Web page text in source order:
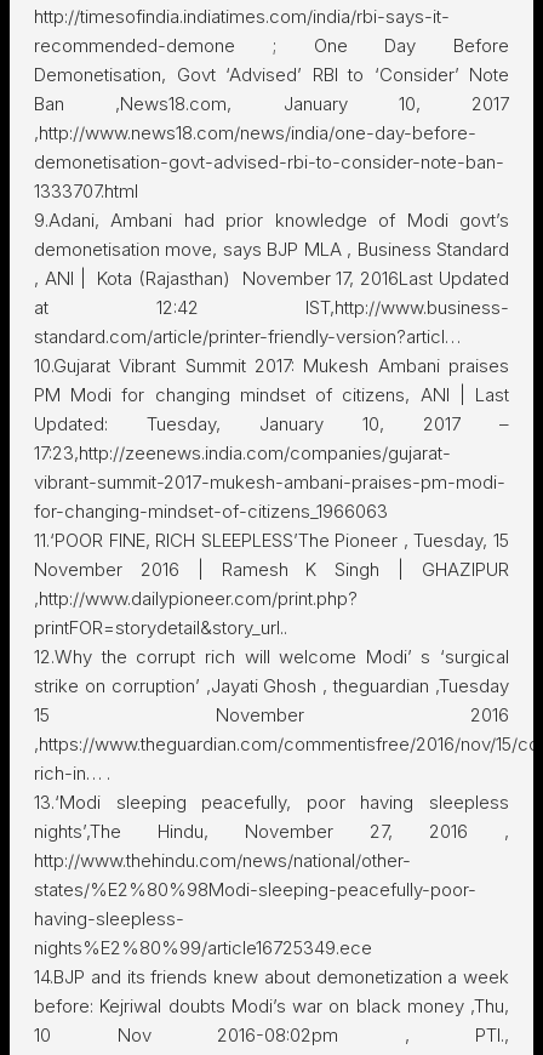
http://timesofindia.indiatimes.com/india/rbi-says-it-
recommended-demone ; One Day Before
Demonetisation, Govt ‘Advised’ RBI to ‘Consider’ Note
Ban ,News18.com, January 10, 2017
,http://www.news18.com/news/india/one-day-before-
demonetisation-govt-advised-rbi-to-consider-note-ban-
1333707.html
9.Adani, Ambani had prior knowledge of Modi govt’s
demonetisation move, says BJP MLA , Business Standard
, ANI | Kota (Rajasthan) November 17, 2016Last Updated
at 12:42 IST,http://www.business-
standard.com/article/printer-friendly-version?articl…
10.Gujarat Vibrant Summit 2017: Mukesh Ambani praises
PM Modi for changing mindset of citizens, ANI | Last
Updated: Tuesday, January 10, 2017 –
17:23,http://zeenews.india.com/companies/gujarat-
vibrant-summit-2017-mukesh-ambani-praises-pm-modi-
for-changing-mindset-of-citizens_1966063
11.‘POOR FINE, RICH SLEEPLESS’The Pioneer , Tuesday, 15
November 2016 | Ramesh K Singh | GHAZIPUR
,http://www.dailypioneer.com/print.php?
printFOR=storydetail&story_url..
12.Why the corrupt rich will welcome Modi’ s ‘surgical
strike on corruption’ ,Jayati Ghosh , theguardian ,Tuesday
15 November 2016
,https://www.theguardian.com/commentisfree/2016/nov/15/
rich-in… .
13.‘Modi sleeping peacefully, poor having sleepless
nights’,The Hindu, November 27, 2016 ,
http://www.thehindu.com/news/national/other-
states/%E2%80%98Modi-sleeping-peacefully-poor-
having-sleepless-
nights%E2%80%99/article16725349.ece
14.BJP and its friends knew about demonetization a week
before: Kejriwal doubts Modi’s war on black money ,Thu,
10 Nov 2016-08:02pm , PTI.,